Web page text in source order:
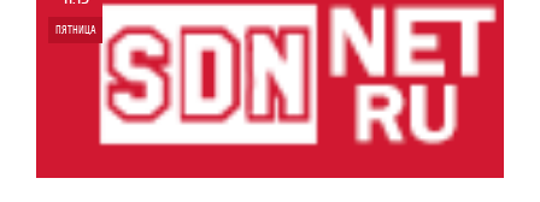
ПЯТНИЦА